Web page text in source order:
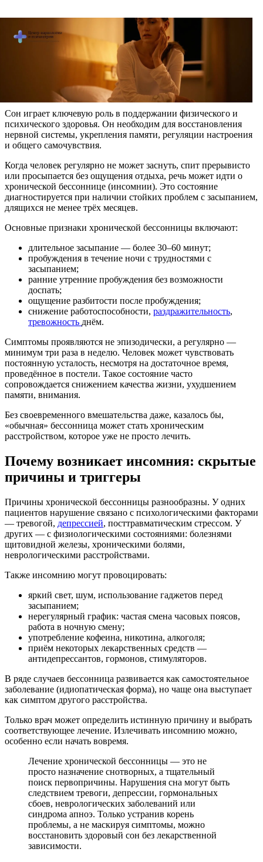
Сон играет ключевую роль в поддержании физического и
психического здоровья. Он необходим для восстановления
нервной системы, укрепления памяти, регуляции настроения
и общего самочувствия.
Когда человек регулярно не может заснуть, спит прерывисто
или просыпается без ощущения отдыха, речь может идти о
хронической бессоннице (инсомнии). Это состояние
диагностируется при наличии стойких проблем с засыпанием,
длящихся не менее трёх месяцев.
Основные признаки хронической бессонницы включают:
длительное засыпание — более 30–60 минут;
пробуждения в течение ночи с трудностями с
засыпанием;
ранние утренние пробуждения без возможности
доспать;
ощущение разбитости после пробуждения;
снижение работоспособности, раздражительность,
тревожность днём.
Симптомы проявляются не эпизодически, а регулярно —
минимум три раза в неделю. Человек может чувствовать
постоянную усталость, несмотря на достаточное время,
проведённое в постели. Такое состояние часто
сопровождается снижением качества жизни, ухудшением
памяти, внимания.
Без своевременного вмешательства даже, казалось бы,
«обычная» бессонница может стать хроническим
расстройством, которое уже не просто лечить.
Почему возникает инсомния: скрытые
причины и триггеры
Причины хронической бессонницы разнообразны. У одних
пациентов нарушение связано с психологическими факторами
— тревогой, депрессией, посттравматическим стрессом. У
других — с физиологическими состояниями: болезнями
щитовидной железы, хроническими болями,
неврологическими расстройствами.
Также инсомнию могут провоцировать:
яркий свет, шум, использование гаджетов перед
засыпанием;
нерегулярный график: частая смена часовых поясов,
работа в ночную смену;
употребление кофеина, никотина, алкоголя;
приём некоторых лекарственных средств —
антидепрессантов, гормонов, стимуляторов.
В ряде случаев бессонница развивается как самостоятельное
заболевание (идиопатическая форма), но чаще она выступает
как симптом другого расстройства.
Только врач может определить истинную причину и выбрать
соответствующее лечение. Излечивать инсомнию можно,
особенно если начать вовремя.
Лечение хронической бессонницы — это не
просто назначение снотворных, а тщательный
поиск первопричины. Нарушения сна могут быть
следствием тревоги, депрессии, гормональных
сбоев, неврологических заболеваний или
синдрома апноэ. Только устранив корень
проблемы, а не маскируя симптомы, можно
восстановить здоровый сон без лекарственной
зависимости.